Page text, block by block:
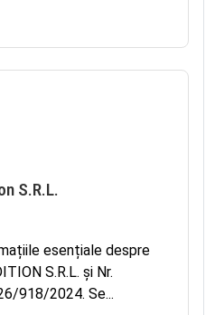
S.R.L.
esențiale despre
S.R.L. și Nr.
918/2024. Se...